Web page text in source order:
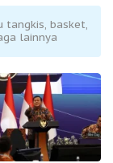
tangkis, basket,
lainnya